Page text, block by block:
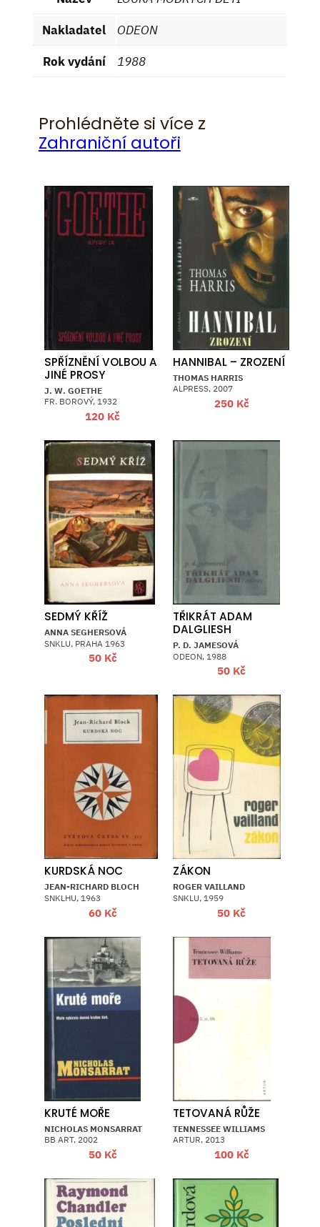
Nakladatel
ODEON
Rok vydání
1988
Prohlédněte si více z
Zahraniční autoři
SPŘÍZNĚNÍ VOLBOU A
JINÉ PROSY
J. W. GOETHE
FR. BOROVÝ, 1932
120 Kč
HANNIBAL – ZROZENÍ
THOMAS HARRIS
ALPRESS, 2007
250 Kč
SEDMÝ KŘÍŽ
ANNA SEGHERSOVÁ
SNKLU, PRAHA 1963
50 Kč
TŘIKRÁT ADAM
DALGLIESH
P. D. JAMESOVÁ
ODEON, 1988
50 Kč
KURDSKÁ NOC
JEAN-RICHARD BLOCH
SNKLHU, 1963
60 Kč
ZÁKON
ROGER VAILLAND
SNKLU, 1959
50 Kč
KRUTÉ MOŘE
NICHOLAS MONSARRAT
BB ART, 2002
50 Kč
TETOVANÁ RŮŽE
TENNESSEE WILLIAMS
ARTUR, 2013
100 Kč